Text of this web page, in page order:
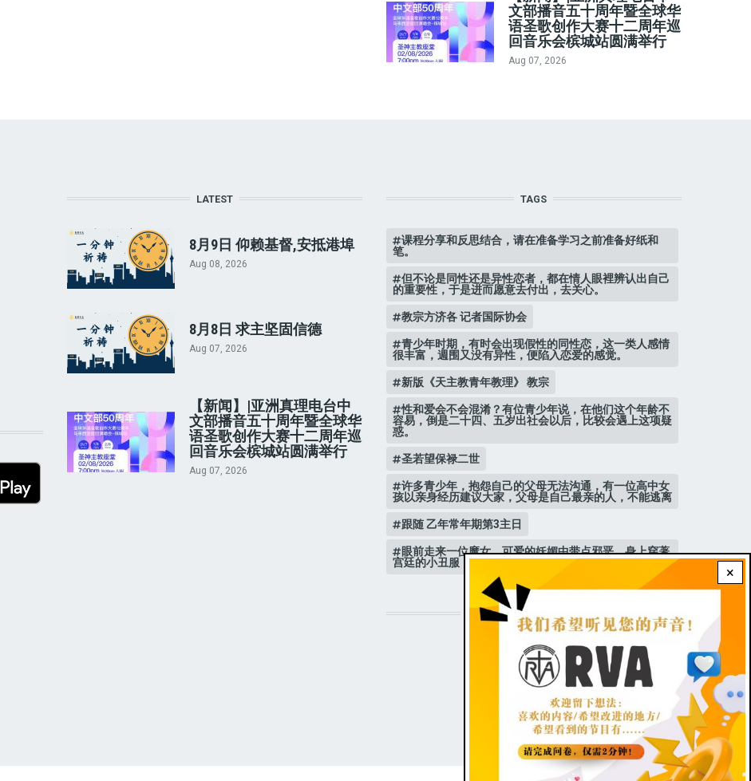
文部播音五十周年暨全球华
语圣歌创作大赛十二周年巡
回音乐会槟城站圆满举行
Aug 07, 2026
×
LATEST
8月9日 仰赖基督,安抵港埠
Aug 08, 2026
8月8日 求主坚固信德
Aug 07, 2026
【新闻】|亚洲真理电台中
文部播音五十周年暨全球华
语圣歌创作大赛十二周年巡
回音乐会槟城站圆满举行
Aug 07, 2026
TAGS
课程分享和反思结合，请在准备学习之前准备好纸和
笔。
但不论是同性还是异性恋者，都在情人眼裡辨认出自己
的重要性，于是进而愿意去付出，去关心。
教宗方济各 记者国际协会
青少年时期，有时会出现假性的同性恋，这一类人感情
很丰富，週围又没有异性，便陷入恋爱的感觉。
新版《天主教青年教理》 教宗
性和爱会不会混淆？有位青少年说，在他们这个年龄不
容易，倒是二十四、五岁出社会以后，比较会遇上这项疑
惑。
圣若望保禄二世
许多青少年，抱怨自己的父母无法沟通，有一位高中女
孩以亲身经历建议大家，父母是自己最亲的人，不能逃离
跟随 乙年常年期第3主日
眼前走来一位魔女，可爱的妖媚中带点邪恶，身上穿著
宫廷的小丑服，整个造型夸张华丽，非常特殊。
STAY CONNECTED WITH US!